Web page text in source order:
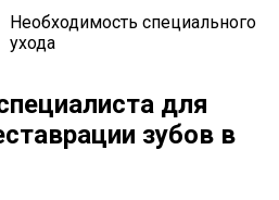
Необходимость специального
ухода
для
зубов в